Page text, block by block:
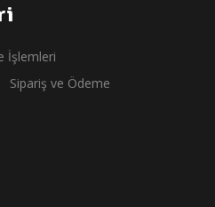
İşlemleri
Sipariş ve Ödeme